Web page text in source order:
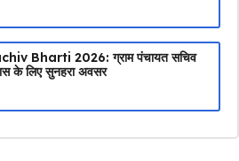
Bharti 2026: ग्राम पंचायत सचिव
के लिए सुनहरा अवसर